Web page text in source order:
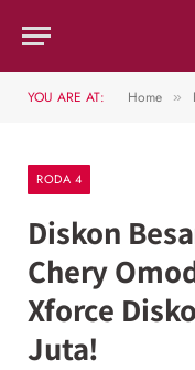
YOU ARE AT: Home »
RODA 4
Diskon
Chery
Xforce
Juta!